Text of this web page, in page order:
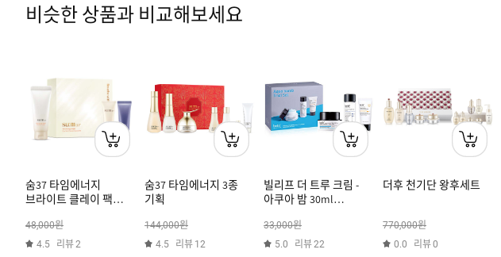
비슷한 상품과 비교해보세요
숨37 타임에너지
브라이트 클레이 팩
48,000원
4.5 리뷰2
숨37 타임에너지 3종
기획
144,000원
4.5 리뷰 12
빌리프 더 트루 크림 -
아쿠아 밤 30ml
33,000원
5.0 리뷰22
더후 천기단 왕후세트
770,000원
0.0 리뷰0